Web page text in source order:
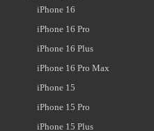
iPhone 16
iPhone 16 Pro
iPhone 16 Plus
iPhone 16 Pro Max
iPhone 15
iPhone 15 Pro
iPhone 15 Plus